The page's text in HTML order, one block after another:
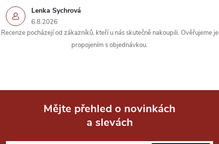
Lenka Sychrová
6.8.2026
Recenze pocházejí od zákazníků, kteří u nás skutečně nakoupili. Ověřujeme je
propojením s objednávkou.
Mějte přehled o novinkách
a slevách